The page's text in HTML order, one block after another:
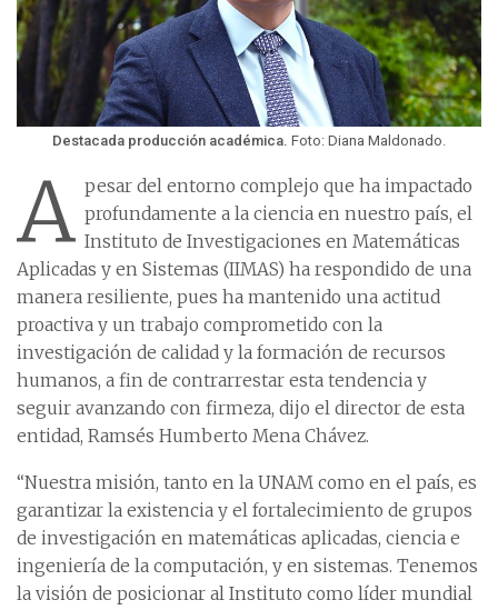
Destacada producción académica. Foto: Diana Maldonado.
A pesar del entorno complejo que ha impactado
profundamente a la ciencia en nuestro país, el
Instituto de Investigaciones en Matemáticas
Aplicadas y en Sistemas (IIMAS) ha respondido de una
manera resiliente, pues ha mantenido una actitud
proactiva y un trabajo comprometido con la
investigación de calidad y la formación de recursos
humanos, a fin de contrarrestar esta tendencia y
seguir avanzando con firmeza, dijo el director de esta
entidad, Ramsés Humberto Mena Chávez.
“Nuestra misión, tanto en la UNAM como en el país, es
garantizar la existencia y el fortalecimiento de grupos
de investigación en matemáticas aplicadas, ciencia e
ingeniería de la computación, y en sistemas. Tenemos
la visión de posicionar al Instituto como líder mundial